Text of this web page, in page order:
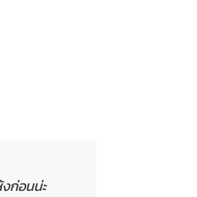
ก่อนน่ะ